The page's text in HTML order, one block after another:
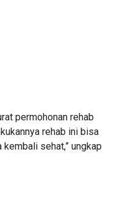
permohonan rehab
rehab ini bisa
sehat,” ungkap